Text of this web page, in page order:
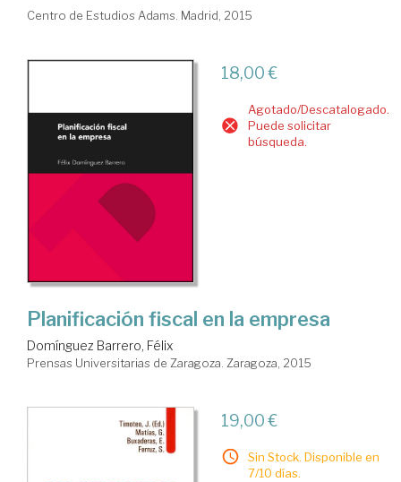
Centro de Estudios Adams. Madrid, 2015
18,00 €
Agotado/Descatalogado.
Puede solicitar
búsqueda.
Planificación fiscal en la empresa
Domínguez Barrero, Félix
Prensas Universitarias de Zaragoza. Zaragoza, 2015
19,00 €
Sin Stock. Disponible en
7/10 días.